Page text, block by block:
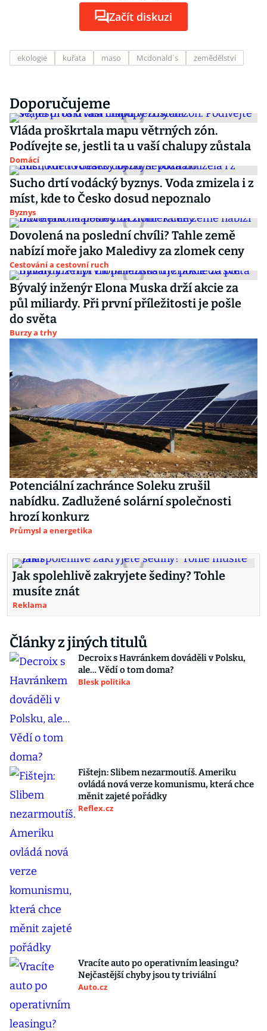
Začít diskuzi
ekologie kuřata maso Mcdonald´s zemědělství
Doporučujeme
Vláda proškrtala mapu větrných zón.
Podívejte se, jestli ta u vaší chalupy zůstala
Domácí
Sucho drtí vodácký byznys. Voda zmizela i z
míst, kde to Česko dosud nepoznalo
Byznys
Dovolená na poslední chvíli? Tahle země
nabízí moře jako Maledivy za zlomek ceny
Cestování a cestovní ruch
Bývalý inženýr Elona Muska drží akcie za
půl miliardy. Při první příležitosti je pošle
do světa
Burzy a trhy
Potenciální zachránce Soleku zrušil
nabídku. Zadlužené solární společnosti
hrozí konkurz
Průmysl a energetika
Jak spolehlivě zakryjete šediny? Tohle
musíte znát
Reklama
Články z jiných titulů
Decroix s Havránkem dováděli v Polsku,
ale… Vědí o tom doma?
Blesk politika
Fištejn: Slibem nezarmoutíš. Ameriku
ovládá nová verze komunismu, která chce
měnit zajeté pořádky
Reflex.cz
Vracíte auto po operativním leasingu?
Nejčastější chyby jsou ty triviální
Auto.cz